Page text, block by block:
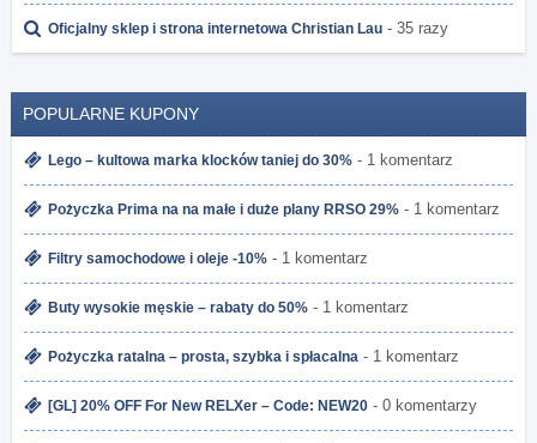
Oficjalny sklep i strona internetowa Christian Lau - 35 razy
POPULARNE KUPONY
Lego – kultowa marka klocków taniej do 30% - 1 komentarz
Pożyczka Prima na na małe i duże plany RRSO 29% - 1 komentarz
Filtry samochodowe i oleje -10% - 1 komentarz
Buty wysokie męskie – rabaty do 50% - 1 komentarz
Pożyczka ratalna – prosta, szybka i spłacalna - 1 komentarz
[GL] 20% OFF For New RELXer – Code: NEW20 - 0 komentarzy